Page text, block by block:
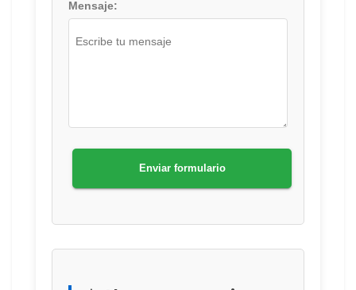
Mensaje:
Enviar formulario